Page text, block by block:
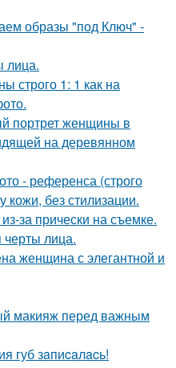
образы "под Ключ" -
лица.
строго 1: 1 как на
портрет женщины в
на деревянном
- референса (строго
кожи, без стилизации.
за прически на съемке.
черты лица.
женщина с элегантной и
макияж перед важным
губ зaпиcaлacь!